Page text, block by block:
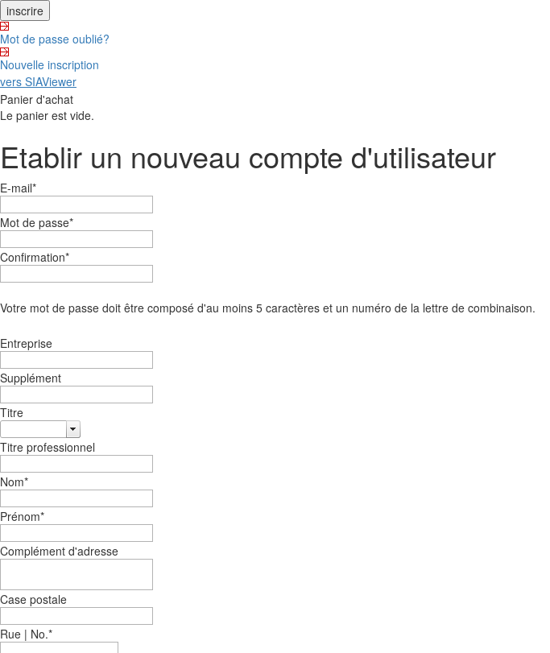
Mot de passe oublié?
Nouvelle inscription
vers SIAViewer
Panier d'achat
Le panier est vide.
Etablir un nouveau compte d'utilisateur
E-mail*
Mot de passe*
Confirmation*
Votre mot de passe doit être composé d'au moins 5 caractères et un numéro de la lettre de combinaison.
Entreprise
Supplément
Titre
Titre professionnel
Nom*
Prénom*
Complément d'adresse
Case postale
Rue | No.*